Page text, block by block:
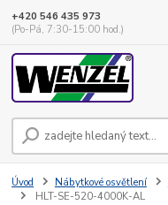
+420 546 435 973
(Po-Pá, 7:30-15:00 hod.)
Úvod Nábytkové osvětlení
HLT-SE-520-4000K-AL